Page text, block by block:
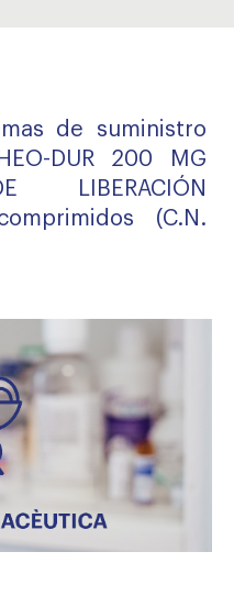
de suministro
DUR 200 MG
LIBERACIÓN
(C.N.